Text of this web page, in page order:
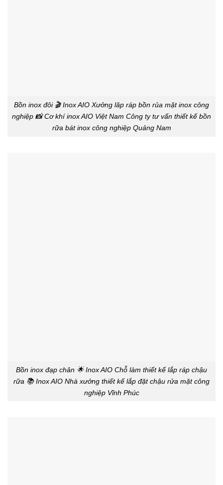
Bồn inox đôi 🎬 Inox AIO Xưởng lăp ráp bồn rủa mặt inox công
nghiệp 📸 Cơ khí inox AIO Việt Nam Công ty tư vấn thiết kế bồn
rữa bát inox công nghiệp Quảng Nam
Bồn inox đạp chân 🌟 Inox AIO Chỗ làm thiết kế lắp ráp chậu
rữa 📚 Inox AIO Nhà xưởng thiết kế lắp đặt chậu rửa mặt công
nghiệp Vĩnh Phúc